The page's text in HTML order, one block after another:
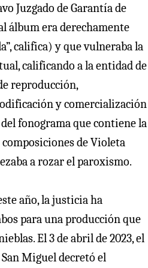
Juzgado de Garantía de
álbum era derechamente
califica) y que vulneraba la
calificando a la entidad de
reproducción,
y comercialización
fonograma que contiene la
de Violeta
a rozar el paroxismo.
año, la justicia ha
para una producción que
El 3 de abril de 2023, el
Miguel decretó el